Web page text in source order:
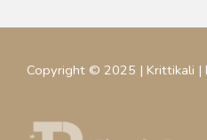
Copyright © 2025 | Krittikali |